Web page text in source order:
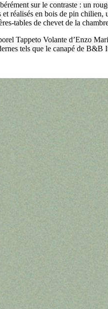
sur le contraste : un
réalisés en bois de pin
tables de chevet de la
Tappeto Volante d’Enzo
tels que le canapé de